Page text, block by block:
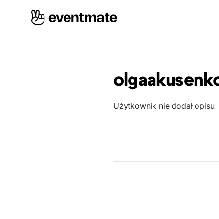
Użytkownik nie dodał opisu